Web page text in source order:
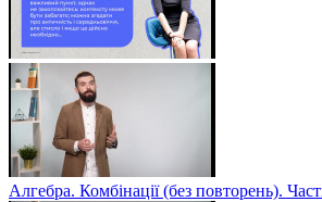
Алгебра. Комбінації (без повторень).